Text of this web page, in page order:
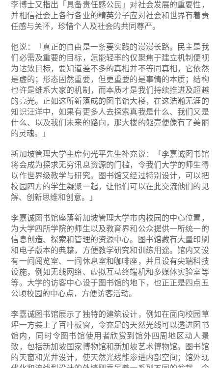
李博士又指出「具备责任感公民」对社会发展的重要性，
并相信社会上各行各业的精英分子应对社会和世界有着责
任感与关怀，珍惜个人及社会的共同尊严。
他说：「真正的自由是一条要实践的漫漫长路。民主是我
们必需及重要的目标，怎能轻率的仅聚焦于建立机制便视
为达致目标，要知道差不多的真相并不等同真相，它依然
是虚的；形态固然重要，但更重要的是事情的本质；结构
也许是维系大家的机制，而本质才是我们持续推进及超越
的亮光。正如这所新落成的图书馆大楼，在这浩瀚无涯的
知识汪洋中，如果有更多人去探索真我是什么、我们又是
什么、以及我们未来的路向，那大楼的躯壳便像有了美丽
的灵魂。」
新加坡管理大学主席何光平先生补充说：「李嘉诚图书馆
将会成为探求无穷讯息资源的门槛，令我们大学的师生得
以作世界级教学与研究。图书馆又经过特别设计，可以把
校园四方的学生凝聚一起，让他们可以在此交流他们的见
解、创新思维和创意。」
李嘉诚图书馆座落新加坡管理大学市内校园的中心位置，
为大学四所学院的师生以及教育界和公众提供一所统一的
信息创造、探索和管理的资源中心。图书馆藏有大量印刷
和电子版本的典籍，方便教学研究和训练用途。馆内又设
有一间阅览室、一间休息室和咖啡座，并且设有尖端科技
设施，例如无线网络、虚拟互动终端机和多媒体实验室等
等。大学的访客中心设于图书馆的地下，也正正是四点五
公顷校园的中心点，方便访客活动。
李嘉诚图书馆展示了独特的建筑设计，例如在面向校园草
坪一方装上了百叶板窗，令充足的天然光线可以透进图书
馆内，同时令图书馆使用者欣赏到馆外四周地区动人景
致，包括新加坡国家博物馆和新加坡艺术博物馆。图书馆
的天窗和光井设计，使天然光线能渗进内部空间；馆外现